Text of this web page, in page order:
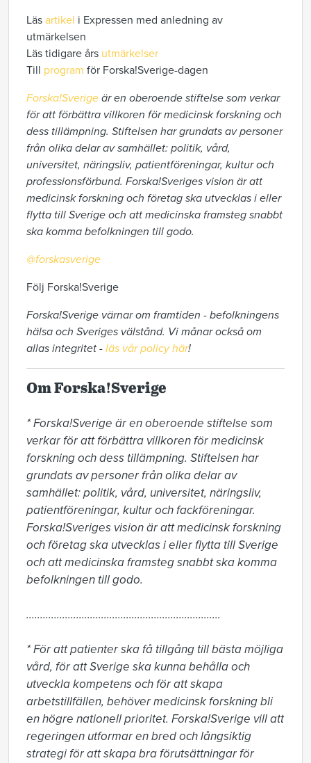
Läs artikel i Expressen med anledning av
utmärkelsen
Läs tidigare års utmärkelser
Till program för Forska!Sverige-dagen
Forska!Sverige är en oberoende stiftelse som verkar
för att förbättra villkoren för medicinsk forskning och
dess tillämpning. Stiftelsen har grundats av personer
från olika delar av samhället: politik, vård,
universitet, näringsliv, patientföreningar, kultur och
professionsförbund. Forska!Sveriges vision är att
medicinsk forskning och företag ska utvecklas i eller
flytta till Sverige och att medicinska framsteg snabbt
ska komma befolkningen till godo.
@forskasverige
Följ Forska!Sverige
Forska!Sverige värnar om framtiden - befolkningens
hälsa och Sveriges välstånd. Vi månar också om
allas integritet - läs vår policy här!
Om Forska!Sverige
* Forska!Sverige är en oberoende stiftelse som
verkar för att förbättra villkoren för medicinsk
forskning och dess tillämpning. Stiftelsen har
grundats av personer från olika delar av
samhället: politik, vård, universitet, näringsliv,
patientföreningar, kultur och fackföreningar.
Forska!Sveriges vision är att medicinsk forskning
och företag ska utvecklas i eller flytta till Sverige
och att medicinska framsteg snabbt ska komma
befolkningen till godo.
......................................................................
* För att patienter ska få tillgång till bästa möjliga
vård, för att Sverige ska kunna behålla och
utveckla kompetens och för att skapa
arbetstillfällen, behöver medicinsk forskning bli
en högre nationell prioritet. Forska!Sverige vill att
regeringen utformar en bred och långsiktig
strategi för att skapa bra förutsättningar för